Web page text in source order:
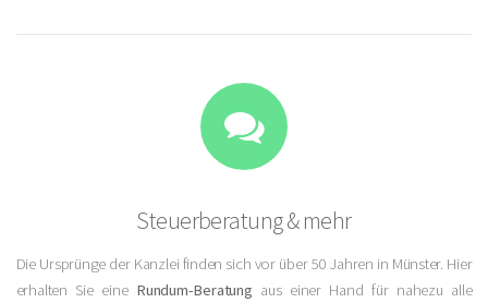
Steuerberatung & mehr
Die Ursprünge der Kanzlei finden sich vor über 50 Jahren in Münster. Hier
erhalten Sie eine Rundum-Beratung aus einer Hand für nahezu alle